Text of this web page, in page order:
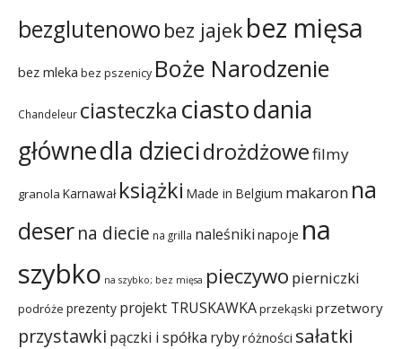
bezglutenowo bez jajekbez mięsa
bez mleka bez pszenicy Boże Narodzenie
Chandeleur ciasteczka ciastodania
głównedla dziecidrożdżowefilmy
granola Karnawał książki Made in Belgium makaron na
deserna diecie na grilla naleśniki napoje na
szybko na szybko; bez mięsa pieczywo pierniczki
podróże prezenty projekt TRUSKAWKAprzekąski przetwory
przystawki pączki i spółka rybyróżności sałatki